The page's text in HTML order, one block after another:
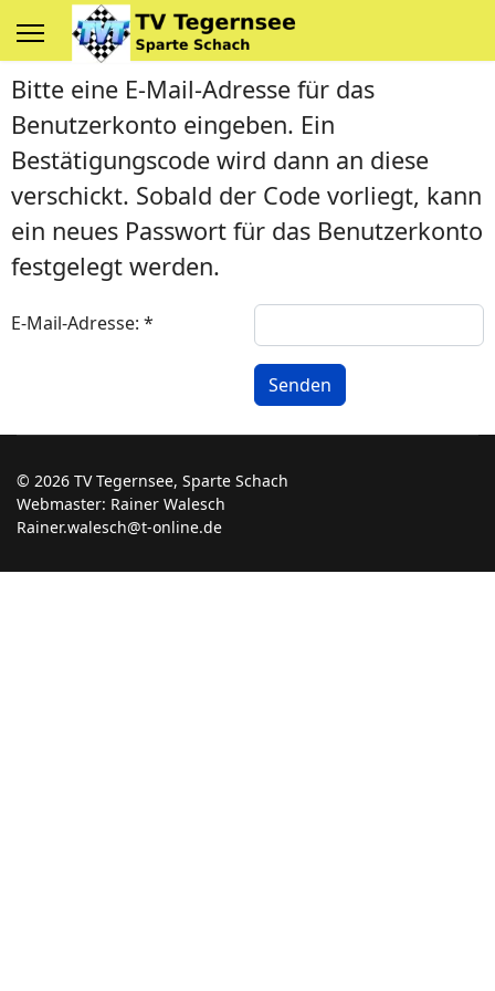
Bitte eine E-Mail-Adresse für das
Benutzerkonto eingeben. Ein
Bestätigungscode wird dann an diese
verschickt. Sobald der Code vorliegt, kann
ein neues Passwort für das Benutzerkonto
festgelegt werden.
E-Mail-Adresse: *
Senden
© 2026 TV Tegernsee, Sparte Schach
Webmaster: Rainer Walesch
Rainer.walesch@t-online.de